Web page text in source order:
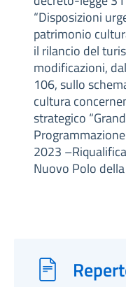
“Disposizioni
patrimonio
il rilancio del
modificazioni,
106, sullo
cultura
strategico
2023
Nuovo Polo